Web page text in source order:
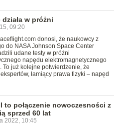
działa w próżni
09:20
donosi, że naukowcy z
do NASA Johnson Space Center
udane testy w próżni
napędu elektromagnetycznego
To już kolejne potwierdzenie, że
łamiący prawa fizyki – napęd
to połączenie nowoczesności z
sprzed 60 lat
2022, 10:45